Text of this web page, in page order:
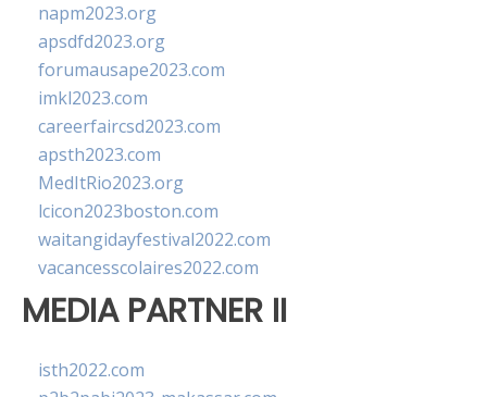
napm2023.org
apsdfd2023.org
forumausape2023.com
imkl2023.com
careerfaircsd2023.com
apsth2023.com
MedItRio2023.org
lcicon2023boston.com
waitangidayfestival2022.com
vacancesscolaires2022.com
MEDIA PARTNER II
isth2022.com